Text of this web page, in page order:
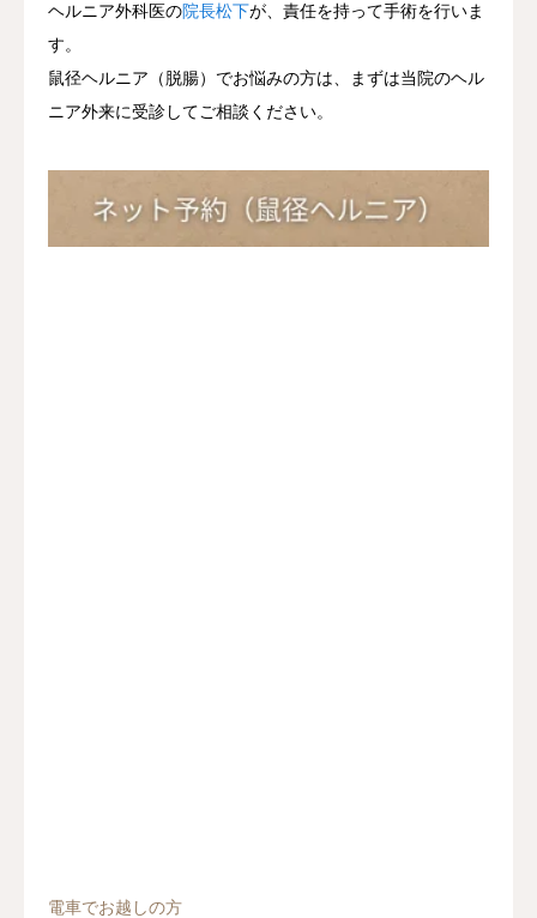
ヘルニア外科医の院長松下が、責任を持って手術を行いま
す。
鼠径ヘルニア（脱腸）でお悩みの方は、まずは当院のヘル
ニア外来に受診してご相談ください。
電車でお越しの方